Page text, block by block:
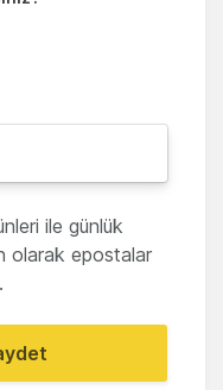
ile günlük
olarak epostalar